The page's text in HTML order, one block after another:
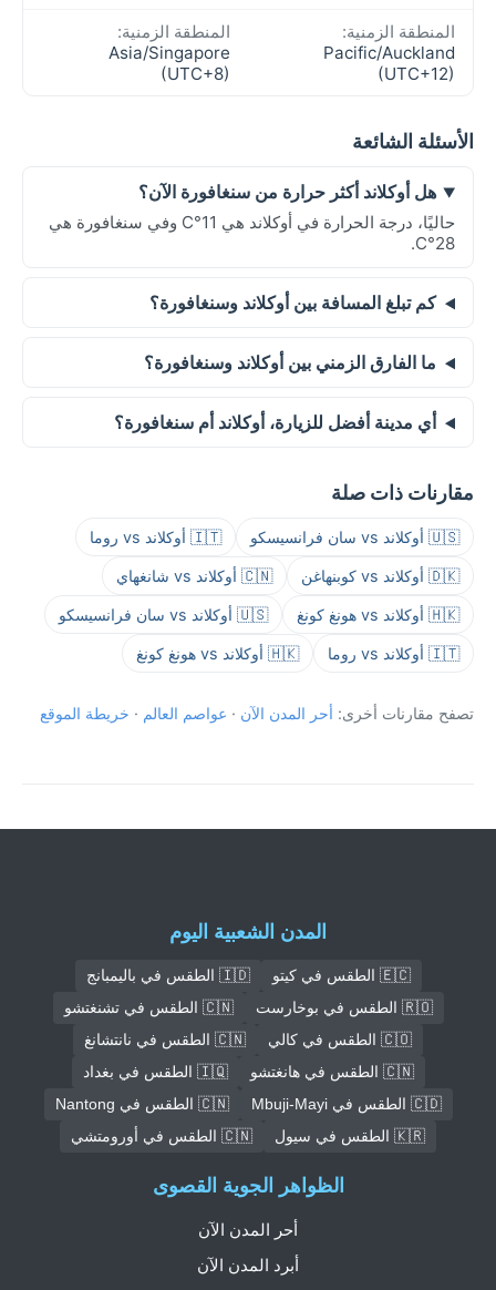
المنطقة الزمنية:
Pacific/Auckland
(UTC+12)
المنطقة الزمنية:
Asia/Singapore
(UTC+8)
الأسئلة الشائعة
هل أوكلاند أكثر حرارة من سنغافورة الآن؟
حاليًا، درجة الحرارة في أوكلاند هي 11°C وفي سنغافورة هي
28°C.
كم تبلغ المسافة بين أوكلاند وسنغافورة؟
ما الفارق الزمني بين أوكلاند وسنغافورة؟
أي مدينة أفضل للزيارة، أوكلاند أم سنغافورة؟
مقارنات ذات صلة
🇺🇸 أوكلاند vs سان فرانسيسكو 🇮🇹 أوكلاند vs روما
🇩🇰 أوكلاند vs كوبنهاغن 🇨🇳 أوكلاند vs شانغهاي
🇭🇰 أوكلاند vs هونغ كونغ 🇺🇸 أوكلاند vs سان فرانسيسكو
🇮🇹 أوكلاند vs روما 🇭🇰 أوكلاند vs هونغ كونغ
تصفح مقارنات أخرى: أحر المدن الآن · عواصم العالم · خريطة الموقع
المدن الشعبية اليوم
🇪🇨 الطقس في كيتو
🇮🇩 الطقس في باليمبانج
🇷🇴 الطقس في بوخارست
🇨🇳 الطقس في تشنغتشو
🇨🇴 الطقس في كالي
🇨🇳 الطقس في نانتشانغ
🇨🇳 الطقس في هانغتشو
🇮🇶 الطقس في بغداد
🇨🇩 الطقس في Mbuji-Mayi
🇨🇳 الطقس في Nantong
🇰🇷 الطقس في سيول
🇨🇳 الطقس في أورومتشي
الظواهر الجوية القصوى
أحر المدن الآن
أبرد المدن الآن